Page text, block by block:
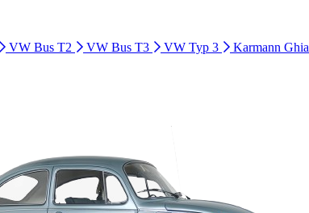
VW Bus T2 VW Bus T3 VW Typ 3 Karmann Ghia